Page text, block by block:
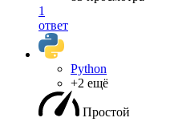
1
ответ
Python
+2 ещё
Простой